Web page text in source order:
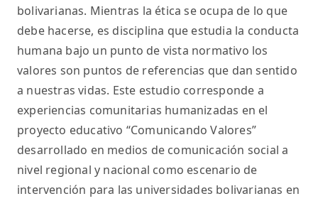
bolivarianas. Mientras la ética se ocupa de lo que
debe hacerse, es disciplina que estudia la conducta
humana bajo un punto de vista normativo los
valores son puntos de referencias que dan sentido
a nuestras vidas. Este estudio corresponde a
experiencias comunitarias humanizadas en el
proyecto educativo “Comunicando Valores”
desarrollado en medios de comunicación social a
nivel regional y nacional como escenario de
intervención para las universidades bolivarianas en